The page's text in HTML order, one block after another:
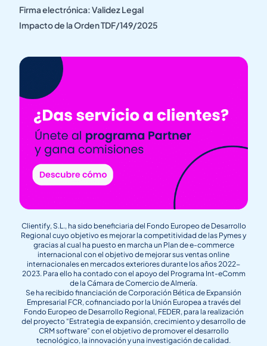
Firma electrónica: Validez Legal
Impacto de la Orden TDF/149/2025
Clientify, S.L., ha sido beneficiaria del Fondo Europeo de Desarrollo
Regional cuyo objetivo es mejorar la competitividad de las Pymes y
gracias al cual ha puesto en marcha un Plan de e-commerce
internacional con el objetivo de mejorar sus ventas online
internacionales en mercados exteriores durante los años 2022-
2023. Para ello ha contado con el apoyo del Programa Int-eComm
de la Cámara de Comercio de Almería.
Se ha recibido financiación de Corporación Bética de Expansión
Empresarial FCR, cofinanciado por la Unión Europea a través del
Fondo Europeo de Desarrollo Regional, FEDER, para la realización
del proyecto “Estrategia de expansión, crecimiento y desarrollo de
CRM software” con el objetivo de promover el desarrollo
tecnológico, la innovación y una investigación de calidad.